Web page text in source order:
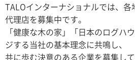
TALOインターナショナルでは、各
代理店を募集中です。
「健康な木の家」「日本のログハ
ジする当社の基本理念に共鳴し、
共に歩む決意のある企業を募集して